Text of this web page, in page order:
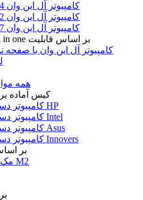
کامپیوتر آل این وان 24 اینچ
کامپیوتر آل این وان 22 اینچ
کامپیوتر آل این وان 27 اینچ
کامپیوتر All in one بر اساس قابلیت
کامپیوتر آل این وان با صفحه
همه
کیس آماده
کامپیوتر دسکتاپ HP
کامپیوتر دسکتاپ Intel
کامپیوتر دسکتاپ Asus
کامپیوتر دسکتاپ Innovers
بر
مک مینی M2